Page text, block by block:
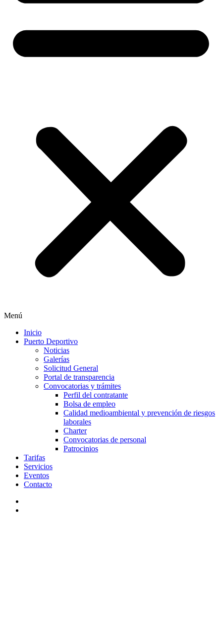
Menú
Inicio
Puerto Deportivo
Noticias
Galerías
Solicitud General
Portal de transparencia
Convocatorias y trámites
Perfil del contratante
Bolsa de empleo
Calidad medioambiental y prevención de riesgos
laborales
Charter
Convocatorias de personal
Patrocinios
Tarifas
Servicios
Eventos
Contacto